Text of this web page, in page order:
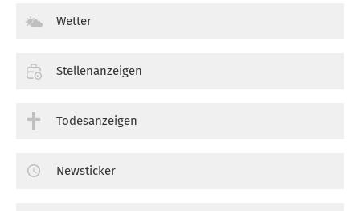
Wetter
Stellenanzeigen
Todesanzeigen
Newsticker